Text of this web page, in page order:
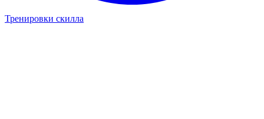
Тренировки скилла